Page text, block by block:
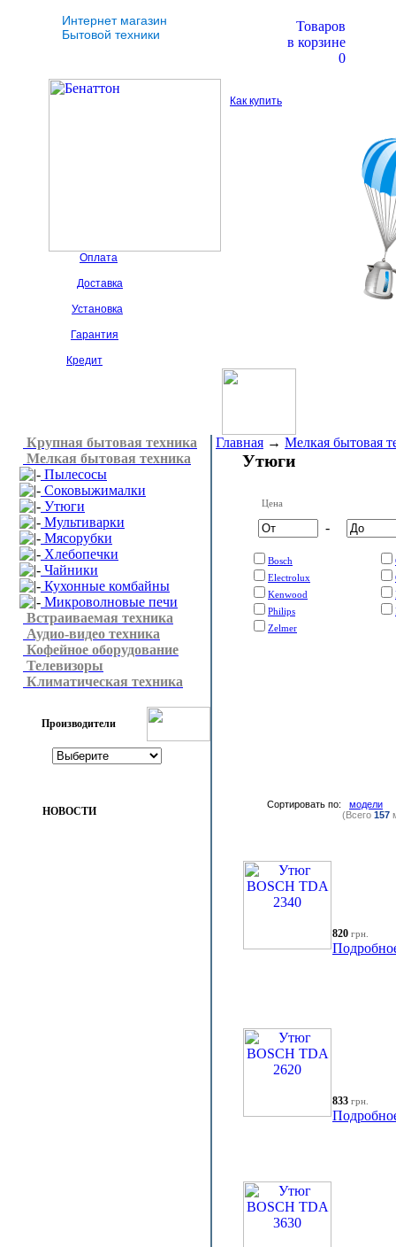
Интернет магазин
Бытовой техники
Товаров
в корзине
0
Как купить
Оплата
Доставка
Установка
Гарантия
Кредит
Крупная бытовая техника
Мелкая бытовая техника
Пылесосы
Соковыжималки
Утюги
Мультиварки
Мясорубки
Хлебопечки
Чайники
Кухонные комбайны
Микроволновые печи
Встраиваемая техника
Аудио-видео техника
Кофейное оборудование
Телевизоры
Климатическая техника
Производители
НОВОСТИ
Главная → Мелкая бытовая
Утюги
Цена
-
Bosch
Electrolux
Kenwood
Philips
Zelmer
Сортировать по: модели
(Всего 157
820 грн.
833 грн.